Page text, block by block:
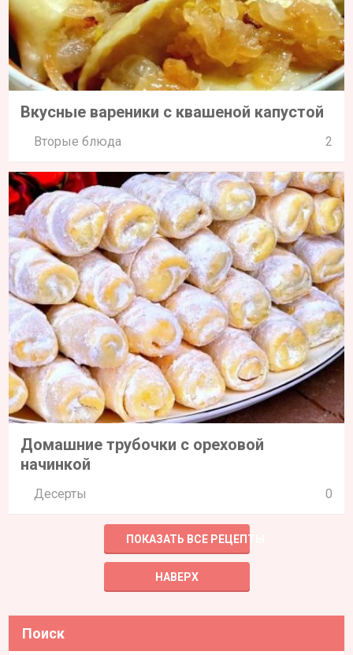
Вкусные вареники с квашеной капустой
Вторые блюда 2
Домашние трубочки с ореховой
начинкой
Десерты 0
ПОКАЗАТЬ ВСЕ РЕЦЕПТЫ
НАВЕРХ
Поиск